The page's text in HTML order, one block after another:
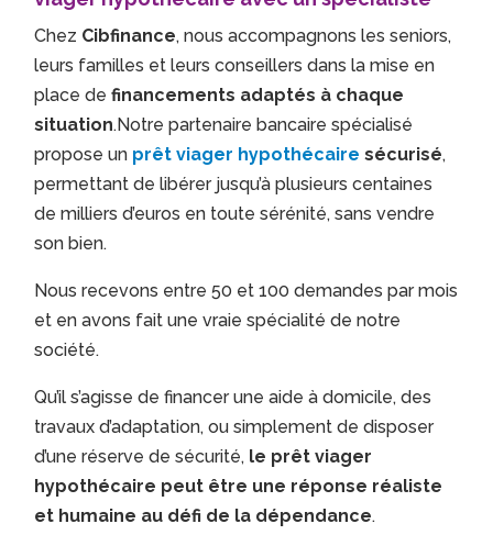
Chez Cibfinance, nous accompagnons les seniors,
leurs familles et leurs conseillers dans la mise en
place definancements adaptés à chaque
situation.Notre partenaire bancaire spécialisé
propose un prêt viager hypothécaire sécurisé,
permettant de libérer jusqu’à plusieurs centaines
de milliers d’euros en toute sérénité, sans vendre
son bien.
Nous recevons entre 50 et 100 demandes par mois
et en avons fait une vraie spécialité de notre
société.
Qu’il s’agisse de financer une aide à domicile, des
travaux d’adaptation, ou simplement de disposer
d’une réserve de sécurité, le prêt viager
hypothécaire peut être une réponse réaliste
et humaine au défi de la dépendance.